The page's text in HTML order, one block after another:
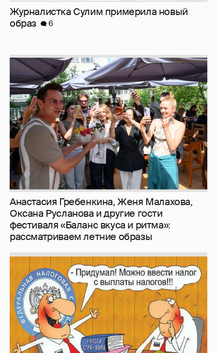
Журналистка Сулим примерила новый
образ
6
Анастасия Гребенкина, Женя Малахова,
Оксана Русланова и другие гости
фестиваля «Баланс вкуса и ритма»:
рассматриваем летние образы